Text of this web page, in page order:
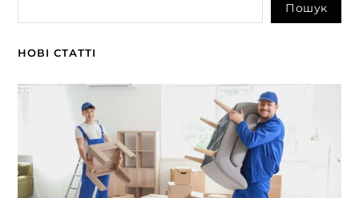
Пошук
НОВІ СТАТТІ